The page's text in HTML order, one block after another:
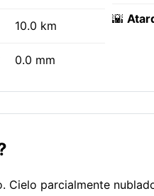
10.0 km
0.0 mm
🌇
Cielo parcialmente